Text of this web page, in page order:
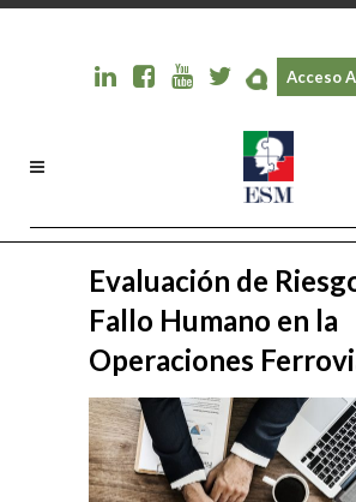
Acceso
Evaluación de
Fallo Humano en la
Operaciones